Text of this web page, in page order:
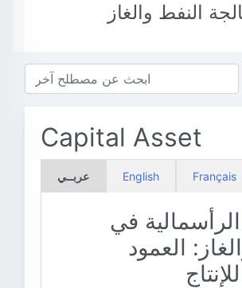
النفط والغاز
Capital Asset
عربــي English Français
في
العمود